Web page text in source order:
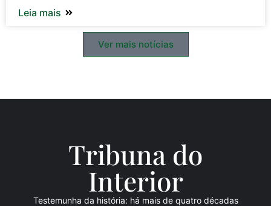
Leia mais
Ver mais notícias
Tribuna do
Interior
Testemunha da história: há mais de quatro décadas